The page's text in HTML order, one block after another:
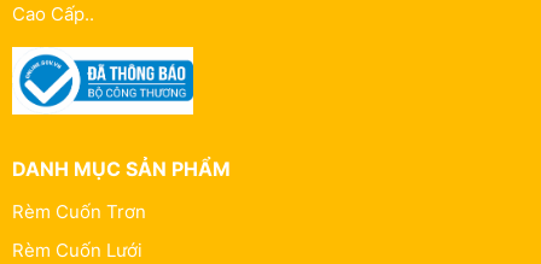
Cao Cấp..
DANH MỤC SẢN PHẨM
Rèm Cuốn Trơn
Rèm Cuốn Lưới